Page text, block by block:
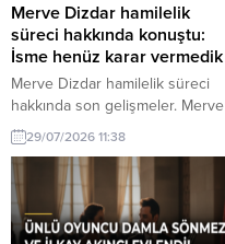
Merve Dizdar hamilelik
süreci hakkında konuştu:
İsme henüz karar vermedik
Merve Dizdar hamilelik süreci
hakkında son gelişmeler. Merve
Dizdar, hamilelik süreci ve
bebeğinin ismi hakkında bilgiler
verdi. Henüz isme karar
vermediklerini belirtti.
29/07/2026 11:38